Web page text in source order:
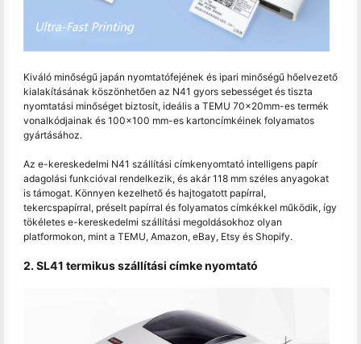
Kiváló minőségű japán nyomtatófejének és ipari minőségű hőelvezető
kialakításának köszönhetően az N41 gyors sebességet és tiszta
nyomtatási minőséget biztosít, ideális a TEMU 70x20mm-es termék
vonalkódjainak és 100x100 mm-es kartoncímkéinek folyamatos
gyártásához.
Az e-kereskedelmi N41 szállítási címkenyomtató intelligens papír
adagolási funkcióval rendelkezik, és akár 118 mm széles anyagokat
is támogat. Könnyen kezelhető és hajtogatott papírral,
tekercspapírral, préselt papírral és folyamatos címkékkel működik, így
tökéletes e-kereskedelmi szállítási megoldásokhoz olyan
platformokon, mint a TEMU, Amazon, eBay, Etsy és Shopify.
2. SL41 termikus szállítási címke nyomtató